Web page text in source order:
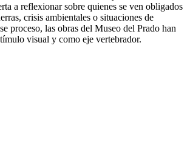
a reflexionar sobre quienes se ven obligados
crisis ambientales o situaciones de
proceso, las obras del Museo del Prado han
visual y como eje vertebrador.